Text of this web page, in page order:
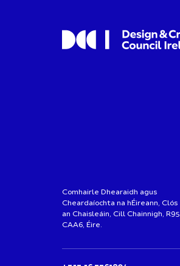
Comhairle Dhearaidh agus
Cheardaíochta na hÉireann, Clós
an Chaisleáin, Cill Chainnigh, R95
CAA6, Éire.